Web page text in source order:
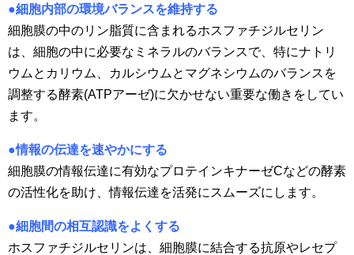
●細胞内部の環境バランスを維持する
細胞膜の中のリン脂質に含まれるホスファチジルセリン
は、細胞の中に必要なミネラルのバランスで、特にナトリ
ウムとカリウム、カルシウムとマグネシウムのバランスを
調整する酵素(ATPアーゼ)に欠かせない重要な働きをしてい
ます。
●情報の伝達を速やかにする
細胞膜の情報伝達に有効なプロテインキナーゼCなどの酵素
の活性化を助け、情報伝達を活発にスムーズにします。
●細胞間の相互認識をよくする
ホスファチジルセリンは、細胞膜に結合する抗原やレセプ